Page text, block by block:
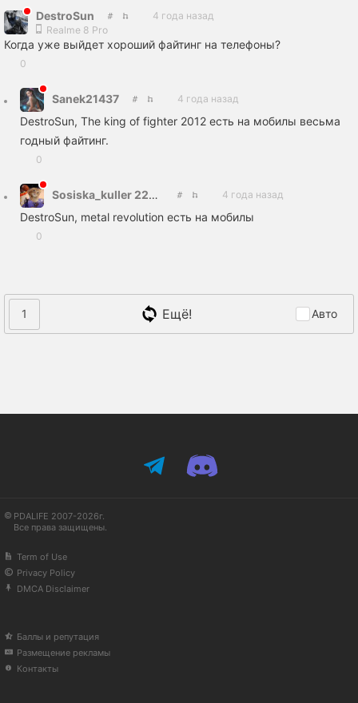
DestroSun
4 года назад
Realme 8 Pro
Когда уже выйдет хороший файтинг на телефоны?
0
Sanek21437 4 года назад
DestroSun, The king of fighter 2012 есть на мобилы весьма
годный файтинг.
0
Sosiska_kuller 228 14.88 4 года назад
DestroSun, metal revolution есть на мобилы
0
1 Ещё! Авто
PDALIFE 2007-2026г.
Все права защищены.
Term of Use
Privacy Policy
DMCA Disclaimer
Баллы и репутация
Размещение рекламы
Контакты